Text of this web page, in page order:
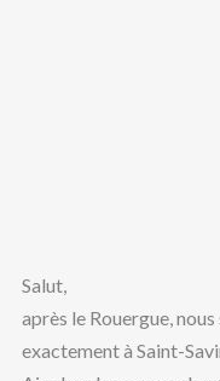
Salut,
après le Rouergue,
exactement à Saint-